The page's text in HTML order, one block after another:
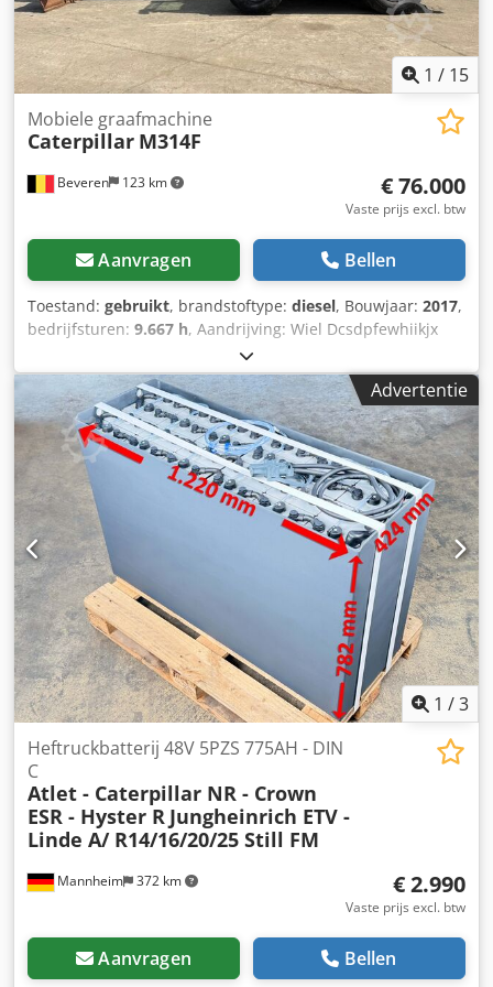
1 / 15
Beveren 123 km
Mobiele graafmachine
Caterpillar M314F
€ 76.000
Vaste prijs excl. btw
Aanvragen Bellen
Toestand: gebruikt, brandstoftype: diesel, Bouwjaar: 2017,
bedrijfsturen: 9.667 h, Aandrijving: Wiel Dcsdpfewhiikjx
Anvjk Neem contact op met Kristoff Van Havere voor meer
informatie.
Advertentie
1 /3
Mannheim 372 km
Heftruckbatterij 48V 5PZS 775AH - DIN
C
Atlet - Caterpillar NR - Crown
ESR - Hyster R Jungheinrich ETV -
Linde A/ R14/16/20/25 Still FM
€ 2.990
Vaste prijs excl. btw
Aanvragen Bellen